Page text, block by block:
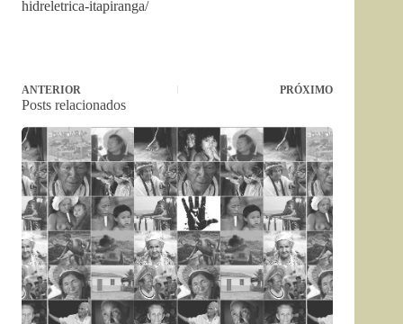
hidreletrica-itapiranga/
ANTERIOR PRÓXIMO
Posts relacionados